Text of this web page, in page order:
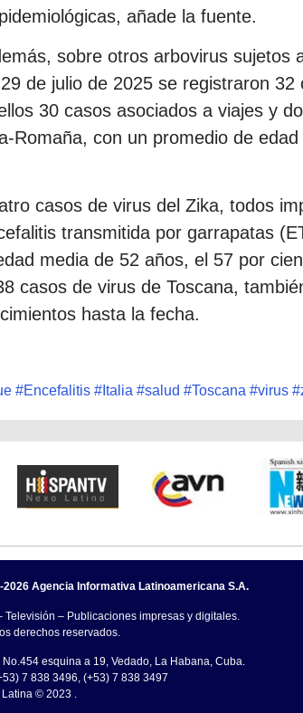
añade la fuente.
sobre otros arbovirus sujetos
de julio de 2025 se registraron 32
30 casos asociados a viajes y
Romaña, con un promedio de
casos de virus del Zika, todos
transmitida por garrapatas
media de 52 años, el 57 por
casos de virus de Toscana,
hasta la fecha.
#Encefalitis # Italia #salud #Toscana #virus #
2026 Agencia Informativa Latinoamericana S.A.
Televisión – Publicaciones impresas y digitales.
derechos reservados.
esquina a 19, Vedado, La Habana, Cuba.
7 838 3496, (+53) 7 838 3497
Latina © 2023 .